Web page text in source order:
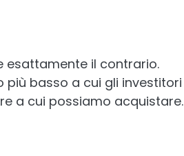
esattamente il contrario.
basso a cui gli investitori
a cui possiamo acquistare.